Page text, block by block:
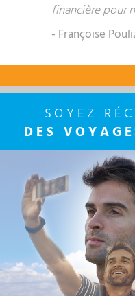
financière pour
- Françoise
SOYEZ
DES